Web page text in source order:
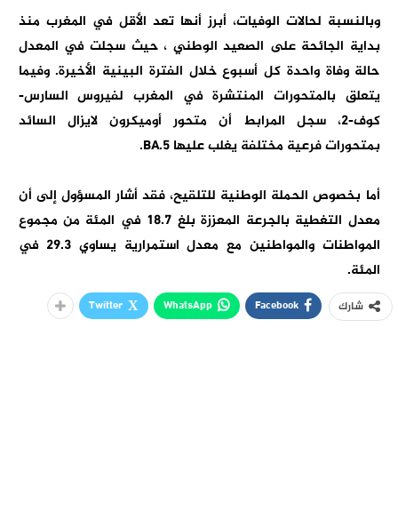
وبالنسبة لحالات الوفيات، أبرز أنها تعد الأقل في المغرب منذ
بداية الجائحة على الصعيد الوطني ، حيث سجلت في المعدل
حالة وفاة واحدة كل أسبوع خلال الفترة البينية الأخيرة. وفيما
يتعلق بالمتحورات المنتشرة في المغرب لفيروس السارس-
كوف-2، سجل المرابط أن متحور أوميكرون لايزال السائد
بمتحورات فرعية مختلفة يغلب عليها BA.5.
أما بخصوص الحملة الوطنية للتلقيح، فقد أشار المسؤول إلى أن
معدل التغطية بالجرعة المعززة بلغ 18.7 في المئة من مجموع
المواطنات والمواطنين مع معدل استمرارية يساوي 29.3 في
المئة.
شارك Facebook
WhatsApp
Twitter